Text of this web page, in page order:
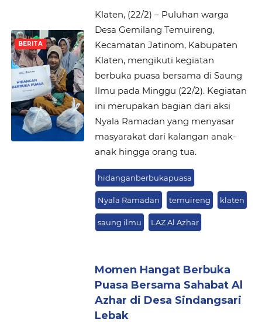
BERITA
Klaten, (22/2) – Puluhan warga
Desa Gemilang Temuireng,
Kecamatan Jatinom, Kabupaten
Klaten, mengikuti kegiatan
berbuka puasa bersama di Saung
Ilmu pada Minggu (22/2). Kegiatan
ini merupakan bagian dari aksi
Nyala Ramadan yang menyasar
masyarakat dari kalangan anak-
anak hingga orang tua.
hidanganberbukapuasa
Nyala Ramadan temuireng klaten
saung ilmu LAZ Al Azhar
Momen Hangat Berbuka
Puasa Bersama Sahabat Al
Azhar di Desa Sindangsari
Lebak